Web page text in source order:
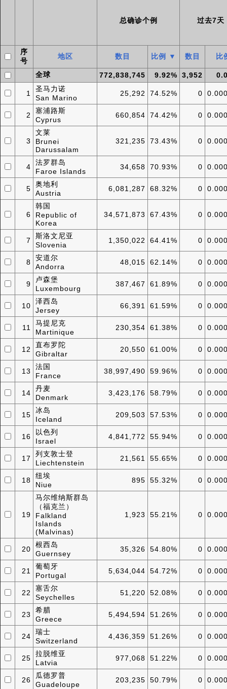
总确诊个例 过去7天
序
号
地区 数目 比例 ▼ 数目 比
全球 772,838,745 9.92% 3,952
1
圣马力诺
San Marino
25,292 74.52% 0
2
塞浦路斯
Cyprus
660,854 74.42% 0
3
文莱
Brunei
Darussalam
321,235 73.43% 0
4
法罗群岛
Faroe Islands
34,658 70.93% 0
5
奥地利
Austria
6,081,287 68.32% 0
6
韩国
Republic of
Korea
34,571,873 67.43% 0
7
斯洛文尼亚
Slovenia
1,350,022 64.41% 0
8
安道尔
Andorra
48,015 62.14% 0
9
卢森堡
Luxembourg
387,467 61.89% 0
10
泽西岛
Jersey
66,391 61.59% 0
11
马提尼克
Martinique
230,354 61.38% 0
12
直布罗陀
Gibraltar
20,550 61.00% 0
13
法国
France
38,997,490 59.96% 0
14
丹麦
Denmark
3,423,176 58.79% 0
15
冰岛
Iceland
209,503 57.53% 0
16
以色列
Israel
4,841,772 55.94% 0
17
列支敦士登
Liechtenstein
21,561 55.65% 0
18
纽埃
Niue
895 55.32% 0
19
马尔维纳斯群岛
（福克兰）
Falkland
Islands
(Malvinas)
1,923 55.21% 0
20
根西岛
Guernsey
35,326 54.80% 0
21
葡萄牙
Portugal
5,634,044 54.72% 0
22
塞舌尔
Seychelles
51,220 52.08% 0
23
希腊
Greece
5,494,594 51.26% 0
24
瑞士
Switzerland
4,436,359 51.26% 0
25
拉脱维亚
Latvia
977,068 51.22% 0
26
瓜德罗普
Guadeloupe
203,235 50.79% 0